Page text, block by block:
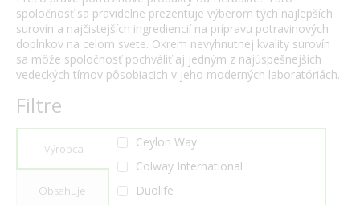
spoločnosť sa pravidelne prezentuje výberom tých najlepších
surovín a najčistejších ingrediencií na prípravu potravinových
doplnkov na celom svete. Okrem nevyhnutnej kvality surovín
sa môže spoločnosť pochváliť aj jedným z najúspešnejších
vedeckých tímov pôsobiacich v jeho moderných laboratóriách.
Filtre
Výrobca
Obsahuje
Ceylon Way
Colway International
Duolife